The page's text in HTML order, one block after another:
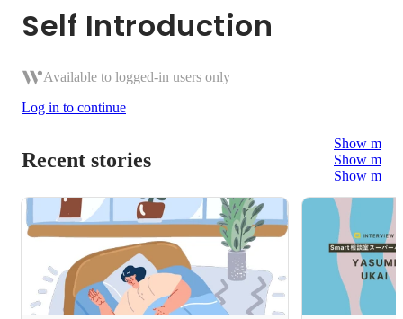
Self Introduction
Available to logged-in users only
Log in to continue
Recent stories
Show more
Show more
Show more